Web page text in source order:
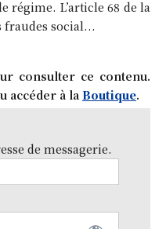
régime. L’article 68 de la
social...
consulter ce contenu.
accéder à la Boutique.
de messagerie.